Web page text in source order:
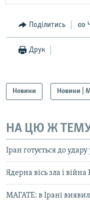
Поділитись
Друк
Новини Новини |
НА ЦЮ Ж
Іран готується до удару
Ядерна вісь зла і
МАГАТЕ: в Ірані